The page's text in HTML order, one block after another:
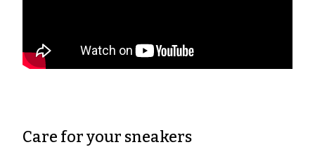
Care for your sneakers